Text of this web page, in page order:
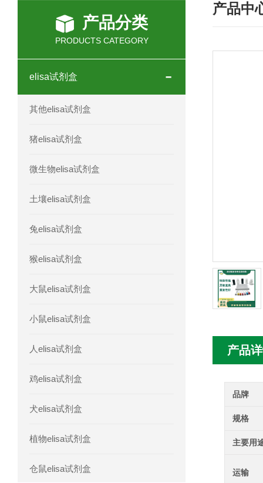
人全式钴氨素2(HTSB2)elisa试剂盒现
人鞘脂(SPH)elisa试剂盒现货速发
人蓝氏贾第虫(GL)elisa试剂盒厂家直销
产品分类
PRODUCTS CATEGORY
elisa试剂盒
其他elisa试剂盒
猪elisa试剂盒
微生物elisa试剂盒
土壤elisa试剂盒
兔elisa试剂盒
猴elisa试剂盒
大鼠elisa试剂盒
小鼠elisa试剂盒
人elisa试剂盒
鸡elisa试剂盒
犬elisa试剂盒
植物elisa试剂盒
仓鼠elisa试剂盒
产品中
产品
品牌
规格
主要用
运输